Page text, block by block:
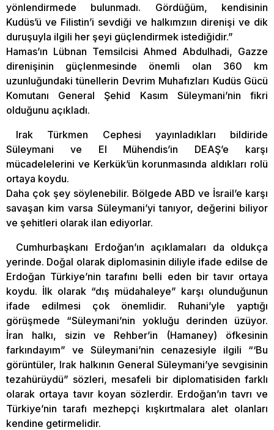
yönlendirmede bulunmadı. Gördüğüm, kendisinin
Kudüs’ü ve Filistin’i sevdiği ve halkımzıın direnişi ve dik
duruşuyla ilgili her şeyi güçlendirmek istediğidir.”
Hamas’ın Lübnan Temsilcisi Ahmed Abdulhadi, Gazze
direnişinin güçlenmesinde önemli olan 360 km
uzunluğundaki tünellerin Devrim Muhafızları Kudüs Gücü
Komutanı General Şehid Kasım Süleymani’nin fikri
olduğunu açıkladı.
Irak Türkmen Cephesi yayınladıkları bildiride
Süleymani ve El Mühendis’in DEAŞ’e karşı
mücadelelerini ve Kerkük’ün korunmasında aldıkları rolü
ortaya koydu.
Daha çok şey söylenebilir. Bölgede ABD ve İsrail’e karşı
savaşan kim varsa Süleymani’yi tanıyor, değerini biliyor
ve şehitleri olarak ilan ediyorlar.
Cumhurbaşkanı Erdoğan’ın açıklamaları da oldukça
yerinde. Doğal olarak diplomasinin diliyle ifade edilse de
Erdoğan Türkiye’nin tarafını belli eden bir tavır ortaya
koydu. İlk olarak “dış müdahaleye” karşı olunduğunun
ifade edilmesi çok önemlidir. Ruhani’yle yaptığı
görüşmede “Süleymani’nin yokluğu derinden üzüyor.
İran halkı, sizin ve Rehber’in (Hamaney) öfkesinin
farkındayım” ve Süleymani’nin cenazesiyle ilgili “‘Bu
görüntüler, Irak halkının General Süleymani’ye sevgisinin
tezahürüydü” sözleri, mesafeli bir diplomatisiden farklı
olarak ortaya tavır koyan sözlerdir. Erdoğan’ın tavrı ve
Türkiye’nin tarafı mezhepçi kışkırtmalara alet olanları
kendine getirmelidir.